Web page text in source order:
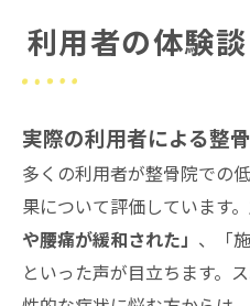
利用者の体験
実際の利用者による整
多くの利用者が整骨院での
果について評価しています
や腰痛が緩和された」 、「
といった声が目立ちます。